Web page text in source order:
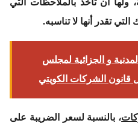
ولها أن تأخذ بالملاحظات التي
تقدر أنها لا تناسبه.
و الجزائية لمجلس
الشركات الكويتي
، بالنسبة لسعر الضريبة على